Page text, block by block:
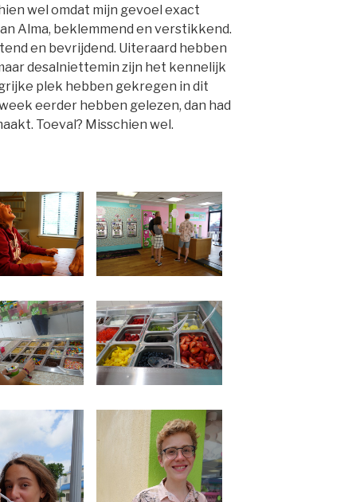
wel omdat mijn gevoel exact
Alma, beklemmend en verstikkend.
en bevrijdend. Uiteraard hebben
desalniettemin zijn het kennelijk
plek hebben gekregen in dit
eerder hebben gelezen, dan had
Toeval? Misschien wel.